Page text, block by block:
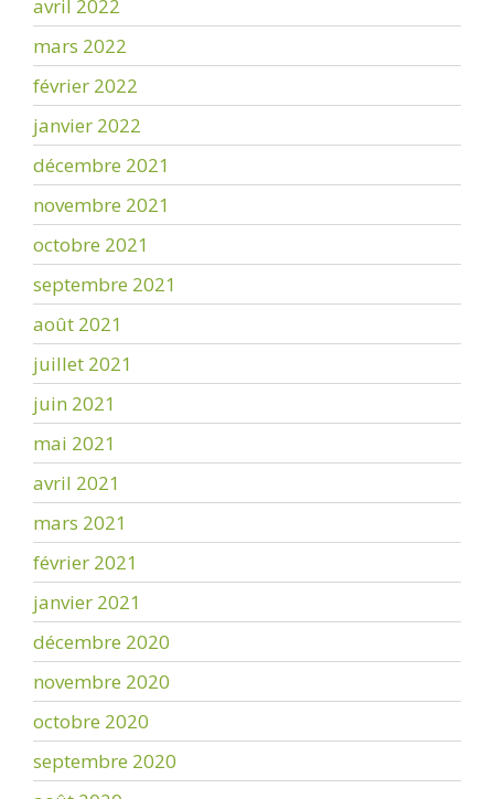
avril 2022
mars 2022
février 2022
janvier 2022
décembre 2021
novembre 2021
octobre 2021
septembre 2021
août 2021
juillet 2021
juin 2021
mai 2021
avril 2021
mars 2021
février 2021
janvier 2021
décembre 2020
novembre 2020
octobre 2020
septembre 2020